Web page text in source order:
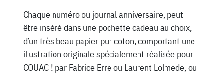
Chaque numéro ou journal anniversaire, peut
être inséré dans une pochette cadeau au choix,
d’un très beau papier pur coton, comportant une
illustration originale spécialement réalisée pour
COUAC ! par Fabrice Erre ou Laurent Lolmede, ou